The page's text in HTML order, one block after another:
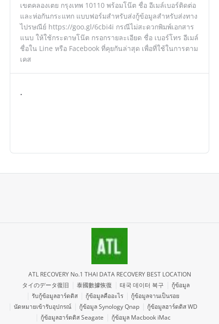
เขตคลองเตย กรุงเทพ 10110 พร้อมโน๊ต ชื่อ อีเมล์เบอร์ติดต่อ
และห่อกันกระแทก แบบฟอร์มสำหรับส่งกู้ข้อมูลสำหรับส่งทาง
ไปรษณีย์ https://goo.gl/6cbi4i กรณีไม่สะดวกพิมพ์เอกสาร
แนบ ให้ใช้กระดาษโน๊ต กรอกรายละเอียด ชื่อ เบอร์โทร อีเมล์
ชื่อใน Line หรือ Facebook ที่คุยกันล่าสุด เพื่อที่ใช้ในการตาม
เคส
.
ATL RECOVERY No.1 THAI DATA RECOVERY BEST LOCATION
タイのデータ復旧
泰國數據恢復 태국 데이터 복구
กู้ข้อมูล
รับกู้ข้อมูลฮาร์ดดิส
กู้ข้อมูลคืออะไร
กู้ข้อมูลจานเป็นรอย
นัดหมายเข้ารับอุปกรณ์
กู้ข้อมูล Synology Qnap
กู้ข้อมูลฮาร์ดดิส WD
กู้ข้อมูลฮาร์ดดิส Seagate
กู้ข้อมูล Macbook iMac